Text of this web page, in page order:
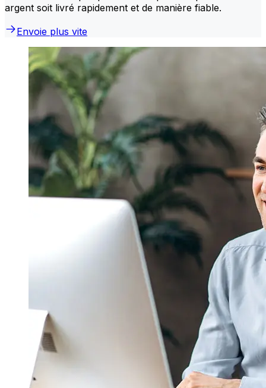
argent soit livré rapidement et de manière fiable.
Envoie plus vite